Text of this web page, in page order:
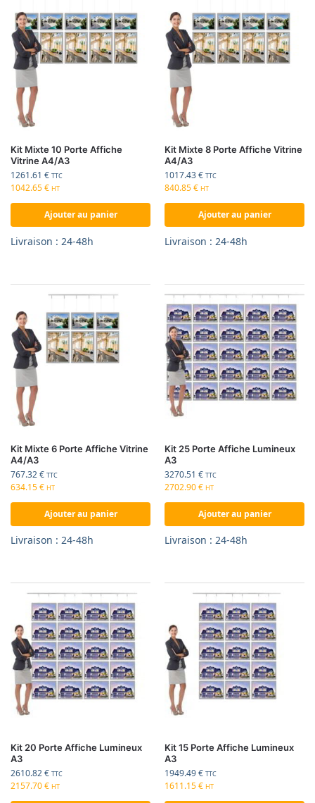
Kit Mixte 10 Porte Affiche
Vitrine A4/A3
1261.61 € TTC
1042.65€ HT
Ajouter au panier
Livraison : 24-48h
Kit Mixte 8 Porte Affiche Vitrine
A4/A3
1017.43€ TTC
840.85€ HT
Ajouter au panier
Livraison : 24-48h
Kit Mixte 6 Porte Affiche Vitrine
A4/A3
767.32€ TTC
634.15€ HT
Ajouter au panier
Livraison : 24-48h
Kit 25 Porte Affiche Lumineux
A3
3270.51 € TTC
2702.90€ HT
Ajouter au panier
Livraison : 24-48h
Kit 20 Porte Affiche Lumineux
A3
2610.82€ TTC
2157.70€ HT
Kit 15 Porte Affiche Lumineux
A3
1949.49€ TTC
1611.15€ HT